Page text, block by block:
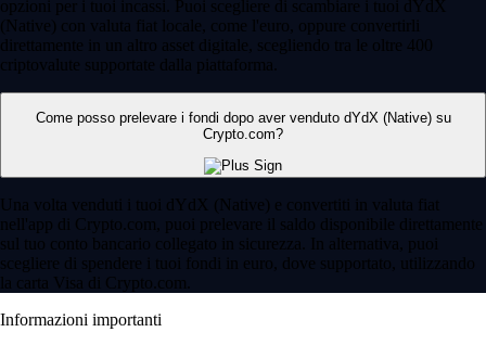
opzioni per i tuoi incassi. Puoi scegliere di scambiare i tuoi dYdX
(Native) con valuta fiat locale, come l'euro, oppure convertirli
direttamente in un altro asset digitale, scegliendo tra le oltre 400
criptovalute supportate dalla piattaforma.
Come posso prelevare i fondi dopo aver venduto dYdX (Native) su
Crypto.com?
Una volta venduti i tuoi dYdX (Native) e convertiti in valuta fiat
nell'app di Crypto.com, puoi prelevare il saldo disponibile direttamente
sul tuo conto bancario collegato in sicurezza. In alternativa, puoi
scegliere di spendere i tuoi fondi in euro, dove supportato, utilizzando
la carta Visa di Crypto.com.
Informazioni importanti